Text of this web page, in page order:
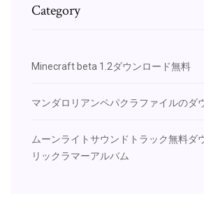
Category
Minecraft beta 1.2ダウンロード無料
マンダロリアンペパクラファイルのダ
ムーンライトサウンドトラック無料ダ
リックラマーアルバム